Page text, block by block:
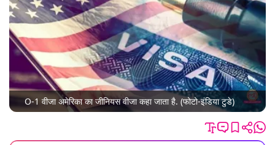
O-1 वीजा अमेरिका का जीनियस वीजा कहा जाता है. (फोटो-इंडिया टुडे)